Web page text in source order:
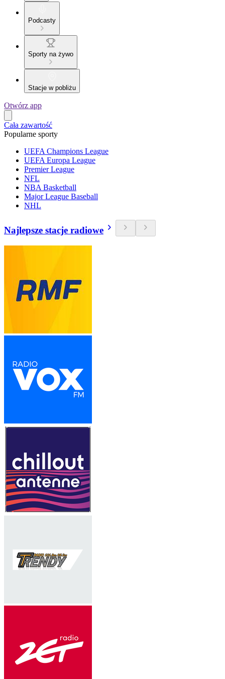
Podcasty
Sporty na żywo
Stacje w pobliżu
Otwórz app
Cała zawartość
Popularne sporty
UEFA Champions League
UEFA Europa League
Premier League
NFL
NBA Basketball
Major League Baseball
NHL
Najlepsze stacje radiowe